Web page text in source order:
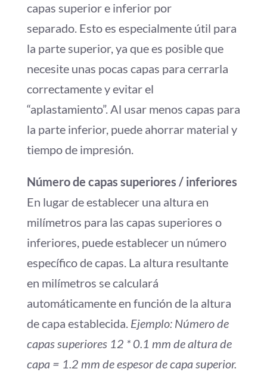
capas superior e inferior por
separado. Esto es especialmente útil para
la parte superior, ya que es posible que
necesite unas pocas capas para cerrarla
correctamente y evitar el
“aplastamiento”. Al usar menos capas para
la parte inferior, puede ahorrar material y
tiempo de impresión.
Número de capas superiores / inferiores
En lugar de establecer una altura en
milímetros para las capas superiores o
inferiores, puede establecer un número
específico de capas. La altura resultante
en milímetros se calculará
automáticamente en función de la altura
de capa establecida. Ejemplo: Número de
capas superiores 12 * 0.1 mm de altura de
capa = 1.2 mm de espesor de capa superior.